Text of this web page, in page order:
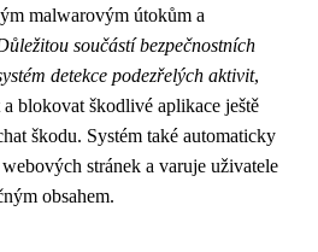
malwarovým útokům a
součástí bezpečnostních
detekce podezřelých aktivit,
blokovat škodlivé aplikace ještě
škodu. Systém také automaticky
stránek a varuje uživatele
obsahem.